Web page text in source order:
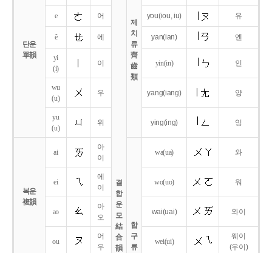
단운
單韻
결
합
운
모
結
合
韻
제
치
류
齊
齒
類
e 어 you(iou,iu) 유
ê 에 yan(ian) 옌
yi
(i)
이 yin(in) 인
wu
(u)
우 yang(iang) 양
yu
(u)
위 ying(ing) 잉
복운
複韻
ai
아
이
합
구
류
wa(ua) 와
ei
에
이
wo(uo) 워
ao
아
오
wai(uai) 와이
ou
어
우
wei(ui)
웨이
(우이)